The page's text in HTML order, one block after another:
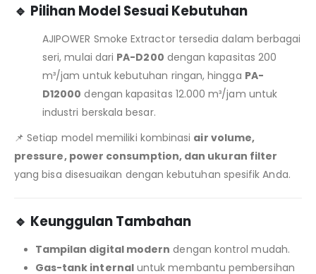
🔹 Pilihan Model Sesuai Kebutuhan
AJIPOWER Smoke Extractor tersedia dalam berbagai
seri, mulai dari PA-D200 dengan kapasitas 200
m³/jam untuk kebutuhan ringan, hingga PA-
D12000 dengan kapasitas 12.000 m³/jam untuk
industri berskala besar.
📌 Setiap model memiliki kombinasi air volume,
pressure, power consumption, dan ukuran filter
yang bisa disesuaikan dengan kebutuhan spesifik Anda.
🔹 Keunggulan Tambahan
Tampilan digital modern dengan kontrol mudah.
Gas-tank internaluntuk membantu pembersihan